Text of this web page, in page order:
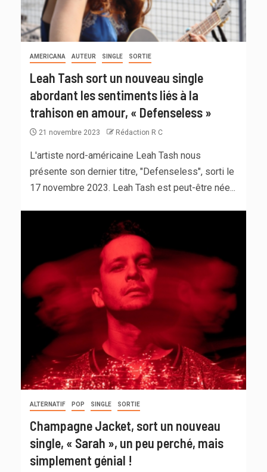
AMERICANA AUTEUR SINGLE SORTIE
Leah Tash sort un nouveau single
abordant les sentiments liés à la
trahison en amour, « Defenseless »
21 novembre 2023 Rédaction R C
L'artiste nord-américaine Leah Tash nous
présente son dernier titre, "Defenseless", sorti le
17 novembre 2023. Leah Tash est peut-être née...
ALTERNATIF POP SINGLE SORTIE
Champagne Jacket, sort un nouveau
single, « Sarah », un peu perché, mais
simplement génial !